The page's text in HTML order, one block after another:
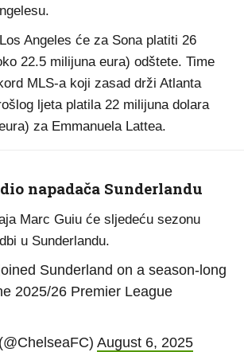
Angeles će za Sona platiti 26
22.5 milijuna eura) odštete. Time
MLS-a koji zasad drži Atlanta
ljeta platila 22 milijuna dolara
za Emmanuela Lattea.
napadača Sunderlandu
Marc Guiu će sljedeću sezonu
u Sunderlandu.
Sunderland on a season-long
2025/26 Premier League
August 6, 2025